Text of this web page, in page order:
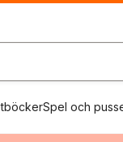
Spel och